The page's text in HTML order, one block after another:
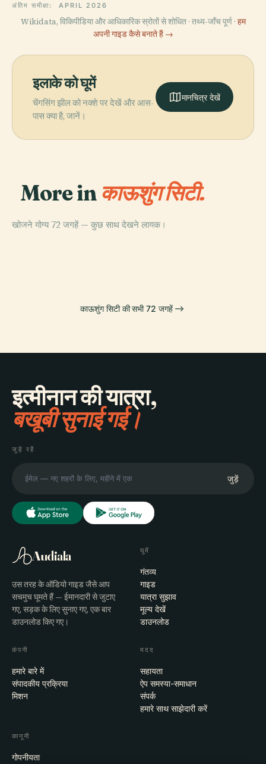
अंतिम समीक्षा: APRIL 2026
Wikidata, विकिपीडिया और आधिकारिक स्रोतों से शोधित · तथ्य-जाँच पूर्ण · हम
अपनी गाइड कैसे बनाते हैं →
इलाके को घूमें
चेंगसिंग झील को नक्शे पर देखें और आस-
पास क्या है, जानें।
मानचित्र देखें
More in काऊशुंग सिटी.
खोजने योग्य 72 जगहें — कुछ साथ देखने लायक।
PLACE PLACE
काऊशुंग सिटी की सभी 72 जगहें
इत्मीनान की यात्रा,
बखूबी सुनाई गई।
जुड़े रहें
जुड़ें
Audiala
उस तरह के ऑडियो गाइड जैसे आप
सचमुच घूमते हैं — ईमानदारी से जुटाए
गए, सड़क के लिए सुनाए गए, एक बार
डाउनलोड किए गए।
घूमें
गंतव्य
गाइड
यात्रा सुझाव
मूल्य देखें
डाउनलोड
कंपनी
हमारे बारे में
संपादकीय प्रक्रिया
मिशन
मदद
सहायता
ऐप समस्या-समाधान
संपर्क
हमारे साथ साझेदारी करें
कानूनी
गोपनीयता